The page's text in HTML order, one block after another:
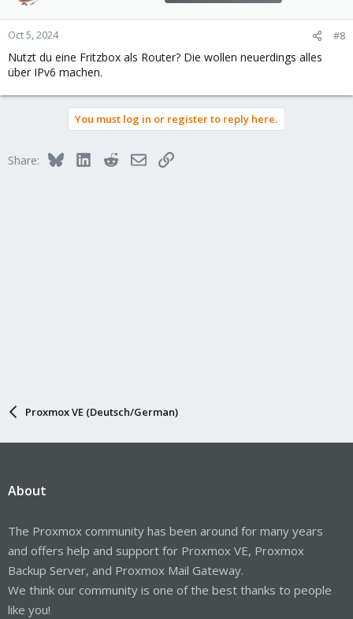
Oct 5, 2024 #8
Nutzt du eine Fritzbox als Router? Die wollen neuerdings alles
über IPv6 machen.
You must log in or register to reply here.
Share: BlueskyLinkedInRedditEmailLink
Proxmox VE (Deutsch/German)
About
The Proxmox community has been around for many years
and offers help and support for Proxmox VE, Proxmox
Backup Server, and Proxmox Mail Gateway.
We think our community is one of the best thanks to people
like you!